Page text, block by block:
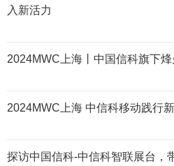
入新活力
2024MWC上海丨中国信科旗下烽
2024MWC上海 中信科移动践行
探访中国信科-中信科智联展台，